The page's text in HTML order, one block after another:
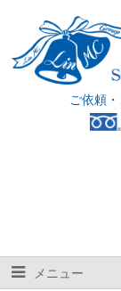
ご依頼
メニュー